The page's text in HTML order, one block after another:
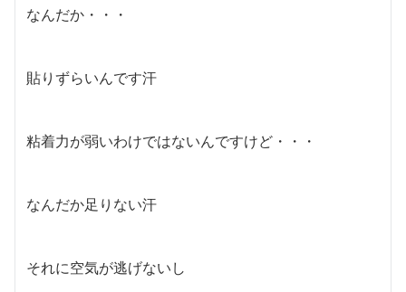
なんだか・・・
貼りずらいんです汗
粘着力が弱いわけではないんですけど・・・
なんだか足りない汗
それに空気が逃げないし